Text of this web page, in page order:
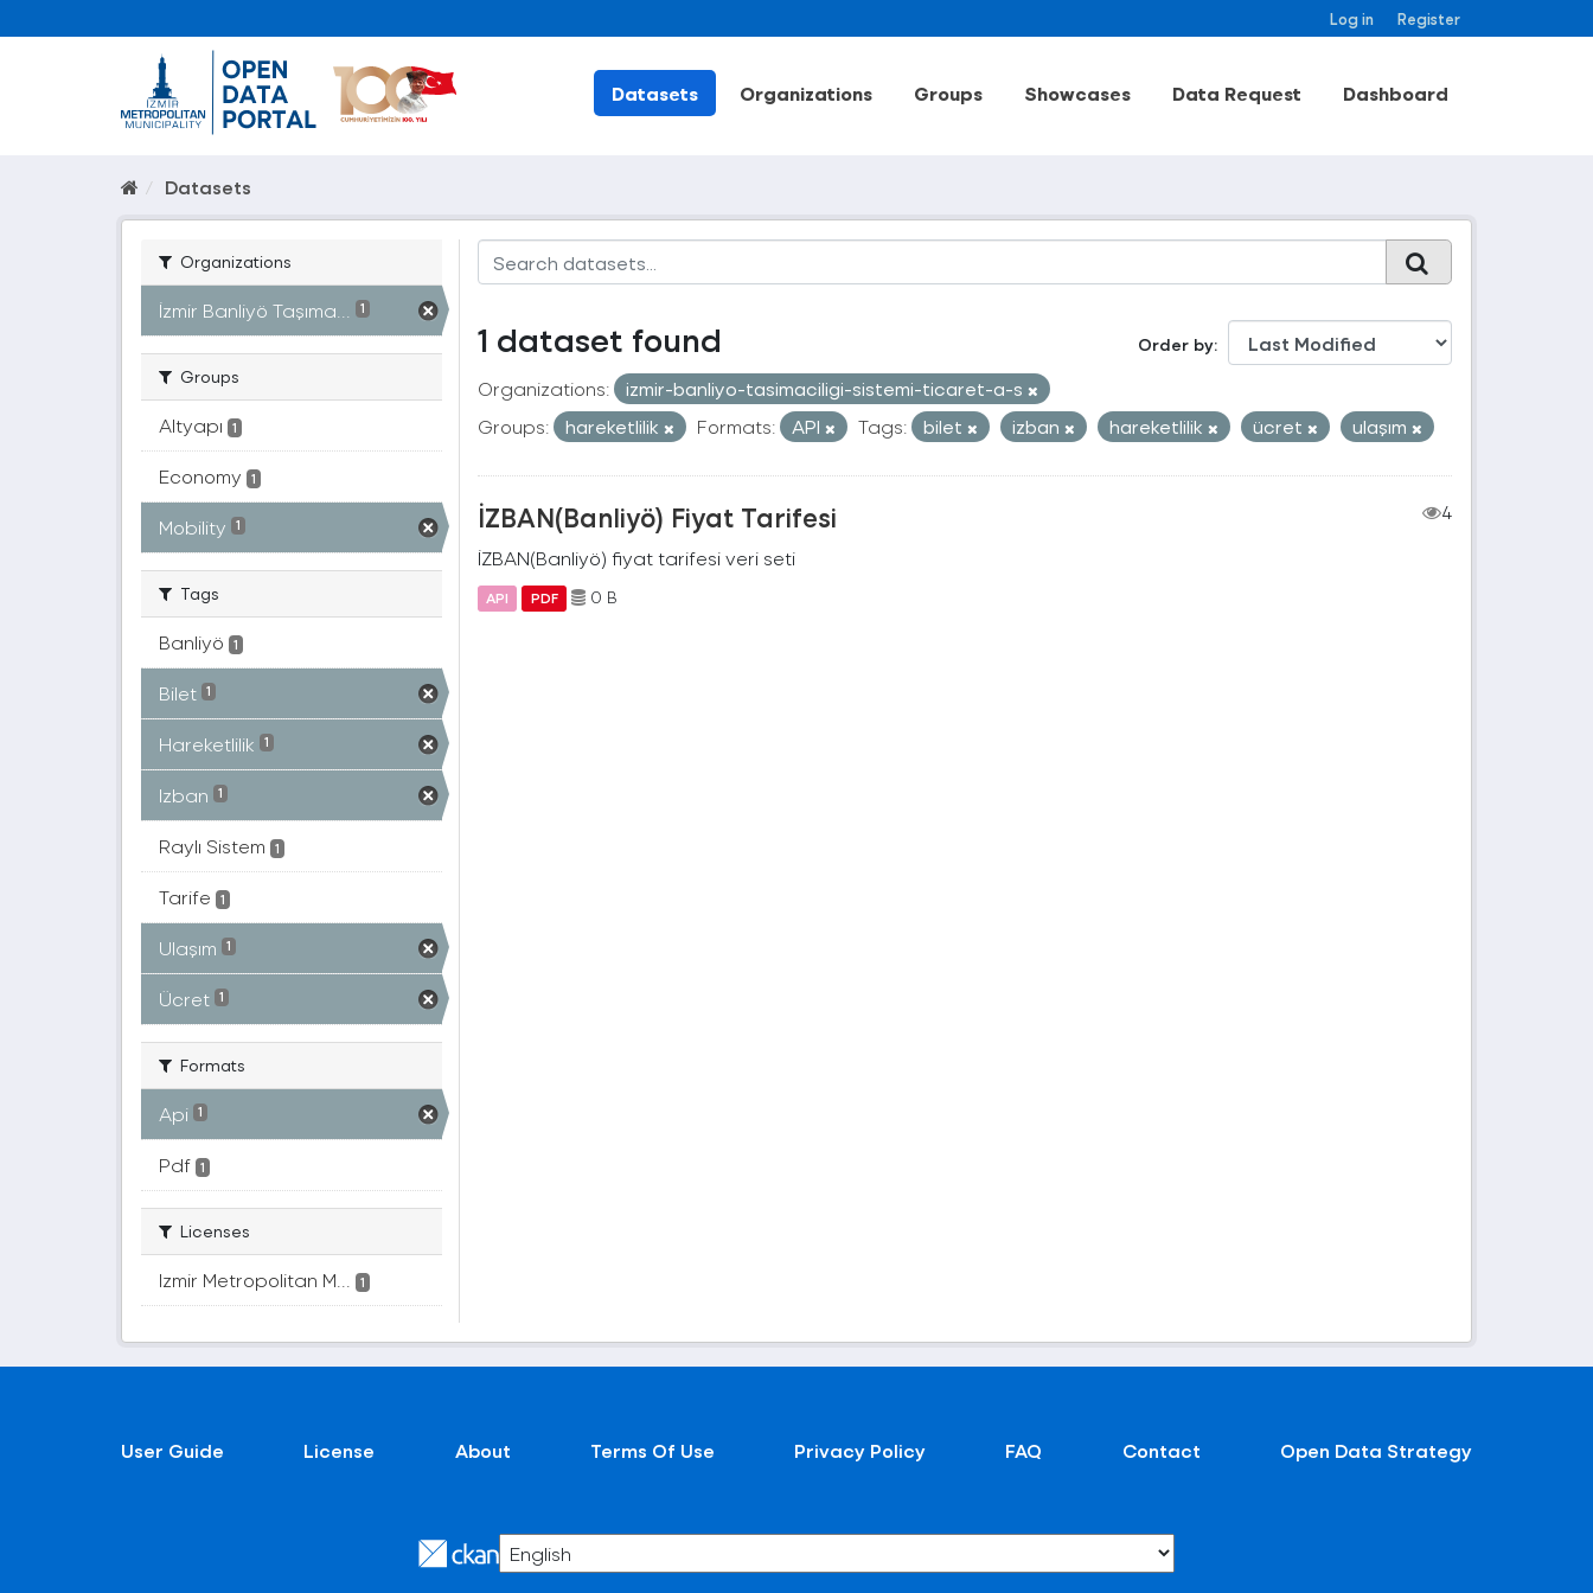
Log in Register
Datasets Organizations Groups Showcases Data Request Dashboard
Datasets
Organizations
İzmir Banliyö Taşıma... 1
Groups
Altyapı 1
Economy 1
Mobility 1
Tags
Banliyö 1
Bilet 1
Hareketlilik 1
Izban 1
Raylı Sistem 1
Tarife 1
Ulaşım 1
Ücret 1
Formats
Api 1
Pdf 1
Licenses
Izmir Metropolitan M... 1
Order by
1 dataset found
Organizations:
izmir-banliyo-tasimaciligi-sistemi-ticaret-a-s
Groups:
hareketlilik Formats: API Tags: bilet izban hareketlilik ücret ulaşım
İZBAN(Banliyö) Fiyat Tarifesi
4
İZBAN(Banliyö) fiyat tarifesi veri seti
API PDF 0 B
User Guide License About Terms Of Use Privacy Policy FAQ Contact Open Data Strategy